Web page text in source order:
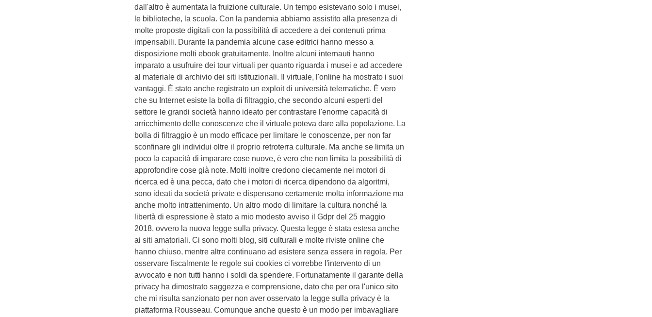
dall'altro è aumentata la fruizione culturale. Un tempo esistevano solo i musei,
le biblioteche, la scuola. Con la pandemia abbiamo assistito alla presenza di
molte proposte digitali con la possibilità di accedere a dei contenuti prima
impensabili. Durante la pandemia alcune case editrici hanno messo a
disposizione molti ebook gratuitamente. Inoltre alcuni internauti hanno
imparato a usufruire dei tour virtuali per quanto riguarda i musei e ad accedere
al materiale di archivio dei siti istituzionali. Il virtuale, l'online ha mostrato i suoi
vantaggi. È stato anche registrato un exploit di università telematiche. È vero
che su Internet esiste la bolla di filtraggio, che secondo alcuni esperti del
settore le grandi società hanno ideato per contrastare l'enorme capacità di
arricchimento delle conoscenze che il virtuale poteva dare alla popolazione. La
bolla di filtraggio è un modo efficace per limitare le conoscenze, per non far
sconfinare gli individui oltre il proprio retroterra culturale. Ma anche se limita un
poco la capacità di imparare cose nuove, è vero che non limita la possibilità di
approfondire cose già note. Molti inoltre credono ciecamente nei motori di
ricerca ed è una pecca, dato che i motori di ricerca dipendono da algoritmi,
sono ideati da società private e dispensano certamente molta informazione ma
anche molto intrattenimento. Un altro modo di limitare la cultura nonché la
libertà di espressione è stato a mio modesto avviso il Gdpr del 25 maggio
2018, ovvero la nuova legge sulla privacy. Questa legge è stata estesa anche
ai siti amatoriali. Ci sono molti blog, siti culturali e molte riviste online che
hanno chiuso, mentre altre continuano ad esistere senza essere in regola. Per
osservare fiscalmente le regole sui cookies ci vorrebbe l'intervento di un
avvocato e non tutti hanno i soldi da spendere. Fortunatamente il garante della
privacy ha dimostrato saggezza e comprensione, dato che per ora l'unico sito
che mi risulta sanzionato per non aver osservato la legge sulla privacy è la
piattaforma Rousseau. Comunque anche questo è un modo per imbavagliare